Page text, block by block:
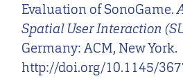
Evaluation of SonoGame.
Spatial User Interaction
Germany: ACM, New York.
http://doi.org/10.1145/